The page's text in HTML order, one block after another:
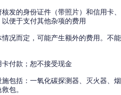
发的身份证件（带照片）和信用卡、
便于支付其他杂项的费用
况而定，可能产生额外的费用。不能
付款；恕不接受现金
包括：一氧化碳探测器、灭火器、烟
包。